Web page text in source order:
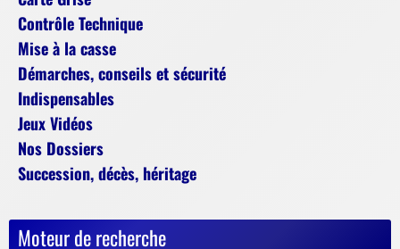
Contrôle Technique
Mise à la casse
Démarches, conseils et sécurité
Indispensables
Jeux Vidéos
Nos Dossiers
Succession, décès, héritage
Moteur de recherche